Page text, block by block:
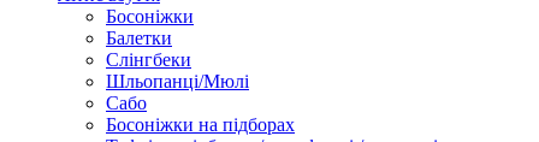
Босоніжки
Балетки
Слінгбеки
Шльопанці/Мюлі
Сабо
Босоніжки на підборах